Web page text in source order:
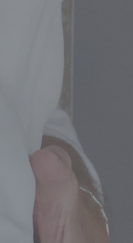
Unghia Incarnita